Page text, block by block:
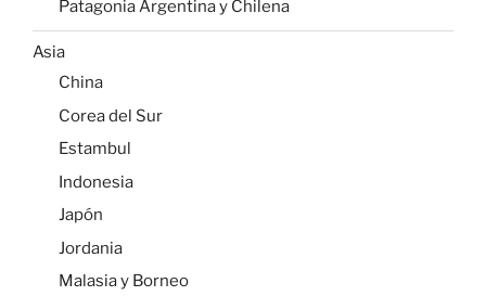
Patagonia Argentina y Chilena
Asia
China
Corea del Sur
Estambul
Indonesia
Japón
Jordania
Malasia y Borneo